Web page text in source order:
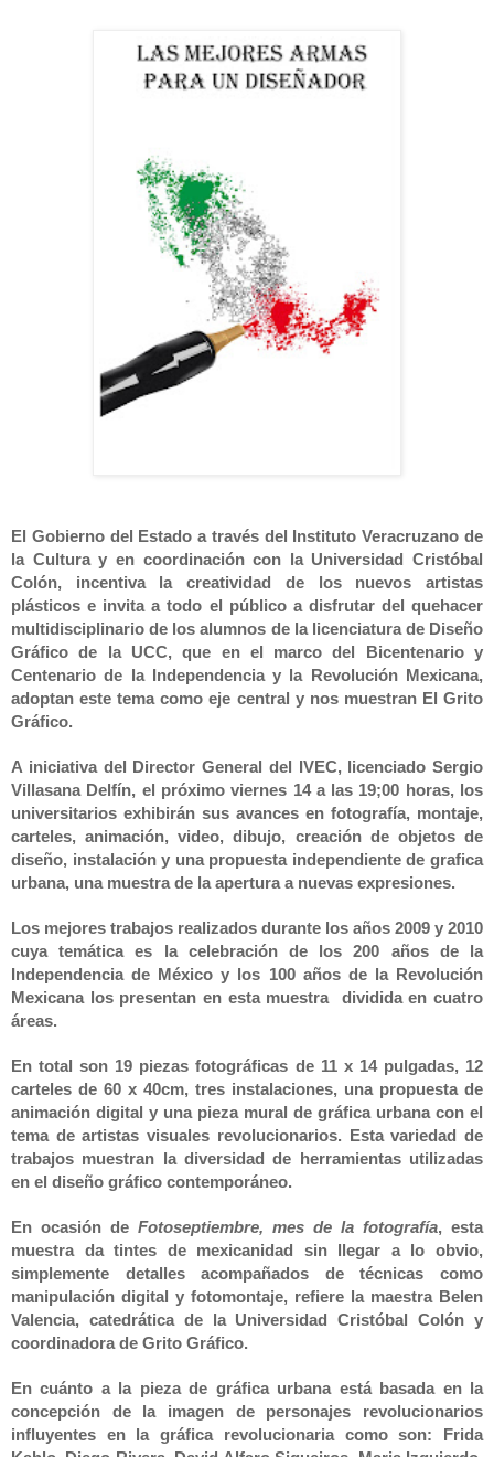
El Gobierno del Estado a través del Instituto Veracruzano de
la Culturay en coordinación con la Universidad
Cristóbal
Colón, incentiva la creatividad de los nuevos artistas
plásticos e invita a todo el público a disfrutar del quehacer
multidisciplinario de los alumnos de la licenciatura de Diseño
Gráfico de
la UCC, que en el marco del Bicentenario y
Centenario de
la Independenciay la RevoluciónMexicana,
adoptan este tema como eje central y nos muestran El Grito
Gráfico.
A iniciativa del Director General del IVEC, licenciado Sergio
Villasana Delfín, el próximo viernes 14 alas 19;00 horas, los
universitarios exhibirán sus avances en fotografía, montaje,
carteles, animación, video, dibujo, creación de objetos de
diseño, instalación y una propuesta independiente de grafica
urbana, una muestra de la apertura a nuevas expresiones.
Los mejores trabajos realizados durante los años 2009 y 2010
cuya temática es la celebración de los 200 años de
la
Independencia de México y los 100 años de
la Revolución
Mexicana los presentan en esta muestra
dividida en cuatro
áreas.
En total son 19 piezas fotográficas de 11 x 14 pulgadas, 12
carteles de 60 x 40cm, tres instalaciones, una propuesta de
animación digital y una pieza mural de gráfica urbana con el
tema de artistas visuales revolucionarios. Esta variedad de
trabajos muestran la diversidad de herramientas utilizadas
en el diseño gráfico contemporáneo.
En ocasión de Fotoseptiembre, mes de la fotografía, esta
muestra da tintes de mexicanidad sin llegar a lo obvio,
simplemente detalles acompañados de técnicas como
manipulación digital y fotomontaje, refiere la maestra Belen
Valencia, catedrática de
la Universidad Cristóbal
Colón y
coordinadora de Grito Gráfico.
En cuánto a la pieza de gráfica urbana está basada en la
concepción de la imagen de personajes revolucionarios
influyentes en la gráfica revolucionaria como son: Frida